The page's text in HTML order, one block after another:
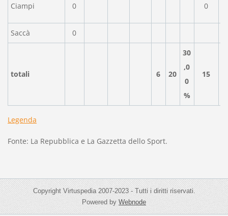
Ciampi 0 0
Saccà 0
totali 6 20
30
,0
0
%
15
Legenda
Fonte: La Repubblica e La Gazzetta dello Sport.
Copyright Virtuspedia 2007-2023 - Tutti i diritti riservati.
Powered byWebnode